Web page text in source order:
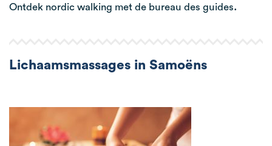
Ontdek nordic walking met de bureau des guides.
Lichaamsmassages in Samoëns